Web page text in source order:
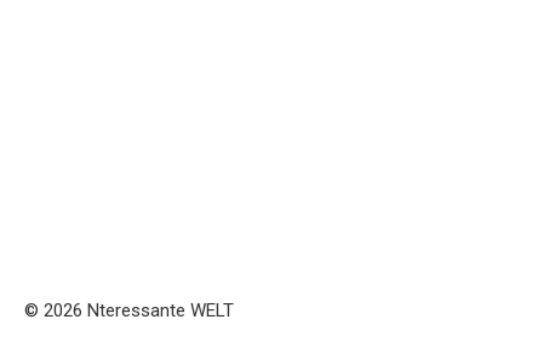
© 2026 Nteressante WELT